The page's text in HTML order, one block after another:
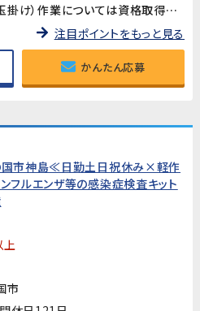
重量物取扱い（クレーン・玉掛け）作業については資格取得支援が有ります！
注目ポイントをもっと見る
かんたん応募
国市神島≪日勤土日祝休み×軽作
フルエンザ等の感染症検査キット
市